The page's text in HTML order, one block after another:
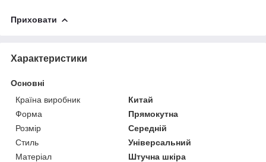
Приховати
Характеристики
Основні
Країна виробник
Китай
Форма
Прямокутна
Розмір
Середній
Стиль
Універсальний
Матеріал
Штучна шкіра